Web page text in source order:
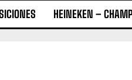
HEINEKEN –